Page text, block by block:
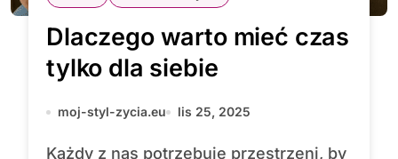
Dlaczego warto mieć czas
tylko dla siebie
moj-styl-zycia.eu lis 25, 2025
Każdy z nas potrzebuje przestrzeni, by